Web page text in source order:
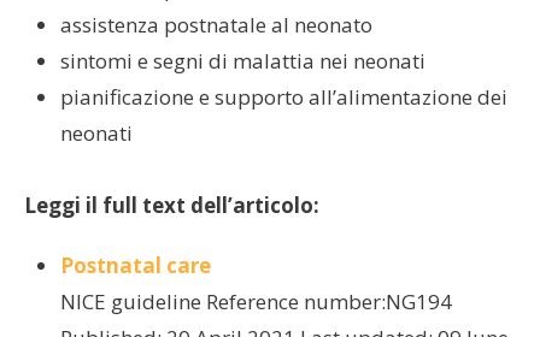
assistenza postnatale al neonato
sintomi e segni di malattia nei neonati
pianificazione e supporto all’alimentazione dei
neonati
Leggi il full text dell’articolo:
Postnatal care
NICE guideline Reference number:NG194